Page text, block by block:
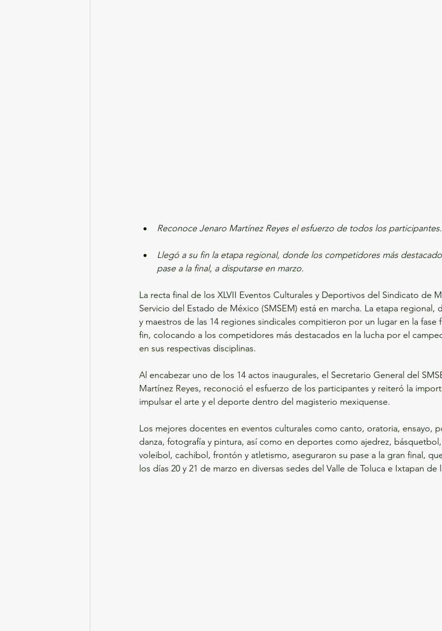
Reconoce Jenaro Martínez Reyes el esfuerzo de todos los participantes.
Llegó a su fin la etapa regional, donde los competidores más
pase a la final, a disputarse en marzo.
La recta final de los XLVII Eventos Culturales y Deportivos del Sindicato de
Servicio del Estado de México (SMSEM) está en marcha. La etapa regional,
y maestros de las 14 regiones sindicales compitieron por un lugar en la fase
fin, colocando a los competidores más destacados en la lucha por el
en sus respectivas disciplinas.
Al encabezar uno de los 14 actos inaugurales, el Secretario General del
Martínez Reyes, reconoció el esfuerzo de los participantes y reiteró la
impulsar el arte y el deporte dentro del magisterio mexiquense.
Los mejores docentes en eventos culturales como canto, oratoria, ensayo,
danza, fotografía y pintura, así como en deportes como ajedrez,
voleibol, cachibol, frontón y atletismo, aseguraron su pase a la gran final,
los días 20 y 21 de marzo en diversas sedes del Valle de Toluca e Ixtapan de